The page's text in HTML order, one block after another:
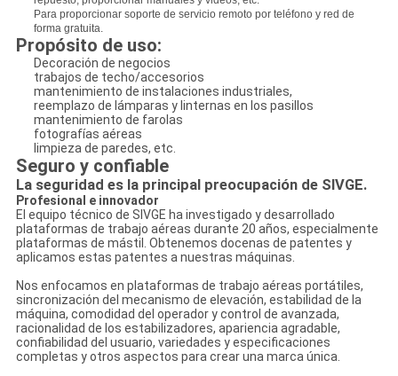
Para proporcionar soporte de servicio remoto por teléfono y red de
forma gratuita.
Propósito de uso:
Decoración de negocios
trabajos de techo/accesorios
mantenimiento de instalaciones industriales,
reemplazo de lámparas y linternas en los pasillos
mantenimiento de farolas
fotografías aéreas
limpieza de paredes, etc.
Seguro y confiable
La seguridad es la principal preocupación de SIVGE.
Profesional e innovador
El equipo técnico de SIVGE ha investigado y desarrollado
plataformas de trabajo aéreas durante 20 años, especialmente
plataformas de mástil. Obtenemos docenas de patentes y
aplicamos estas patentes a nuestras máquinas.
Nos enfocamos en plataformas de trabajo aéreas portátiles,
sincronización del mecanismo de elevación, estabilidad de la
máquina, comodidad del operador y control de avanzada,
racionalidad de los estabilizadores, apariencia agradable,
confiabilidad del usuario, variedades y especificaciones
completas y otros aspectos para crear una marca única.